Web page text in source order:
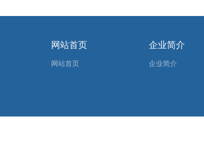
网站首页
网站首页
企业简介
企业简介